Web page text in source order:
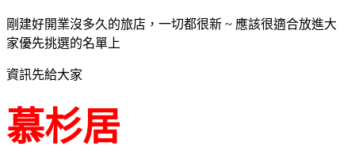
剛建好開業沒多久的旅店，一切都很新 ~ 應該很適合放進大
家優先挑選的名單上
資訊先給大家
慕杉居